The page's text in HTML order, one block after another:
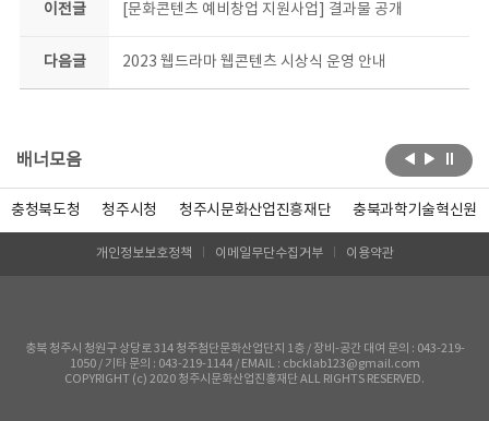
이전글 [문화콘텐츠 예비창업 지원사업] 결과물 공개
다음글 2023 웹드라마 웹콘텐츠 시상식 운영 안내
배너모음
충청북도청 청주시청 청주시문화산업진흥재단 충북과학기술혁신원
개인정보보호정책 이메일무단수집거부 이용약관
충북 청주시 청원구 상당로 314 청주첨단문화산업단지 1층 / 장비-공간 대여 문의 : 043-219-
1050 / 기타 문의 : 043-219-1144 / EMAIL : cbcklab123@gmail.com
COPYRIGHT (c) 2020 청주시문화산업진흥재단 ALL RIGHTS RESERVED.